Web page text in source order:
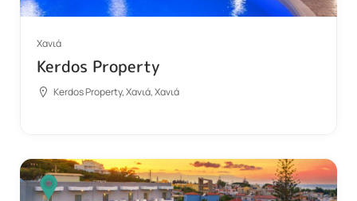
Χανιά
Kerdos Property
Kerdos Property, Χανιά, Χανιά